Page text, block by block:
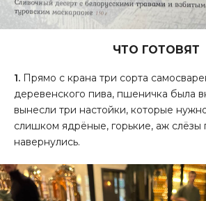
ЧТО ГОТОВЯТ
1. Прямо с крана три сорта
деревенского пива, пшеничка была
вынесли три настойки, которые
слишком ядрёные, горькие, аж слёзы
навернулись.